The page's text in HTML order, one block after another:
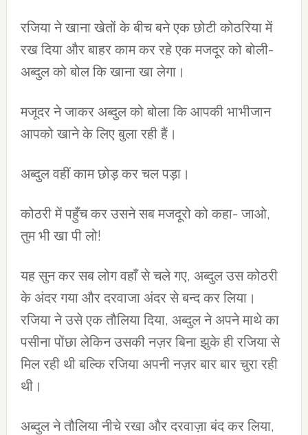
रजिया ने खाना खेतों के बीच बने एक छोटी कोठरिया में
रख दिया और बाहर काम कर रहे एक मजदूर को बोली-
अब्दुल को बोल कि खाना खा लेगा।
मजूदर ने जाकर अब्दुल को बोला कि आपकी भाभीजान
आपको खाने के लिए बुला रही हैं।
अब्दुल वहीं काम छोड़ कर चल पड़ा।
कोठरी में पहुँच कर उसने सब मजदूरो को कहा- जाओ,
तुम भी खा पी लो!
यह सुन कर सब लोग वहाँ से चले गए, अब्दुल उस कोठरी
के अंदर गया और दरवाजा अंदर से बन्द कर लिया।
रजिया ने उसे एक तौलिया दिया, अब्दुल ने अपने माथे का
पसीना पोंछा लेकिन उसकी नज़र बिना झुके ही रजिया से
मिल रही थी बल्कि रजिया अपनी नज़र बार बार चुरा रही
थी।
अब्दुल ने तौलिया नीचे रखा और दरवाज़ा बंद कर लिया,